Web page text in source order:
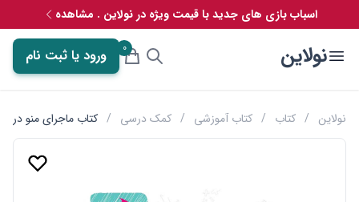
اسباب بازی های جدید با قیمت ویژه در نولاین . مشاهده
نولاین 0 ورود یا ثبت نام
نولاین / کتاب / کتاب آموزشی / کمک درسی / کتاب ماجرای منو